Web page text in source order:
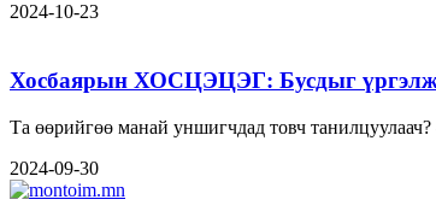
2024-10-23
Хосбаярын ХОСЦЭЦЭГ: Бусдыг үргэлж
2024-09-30